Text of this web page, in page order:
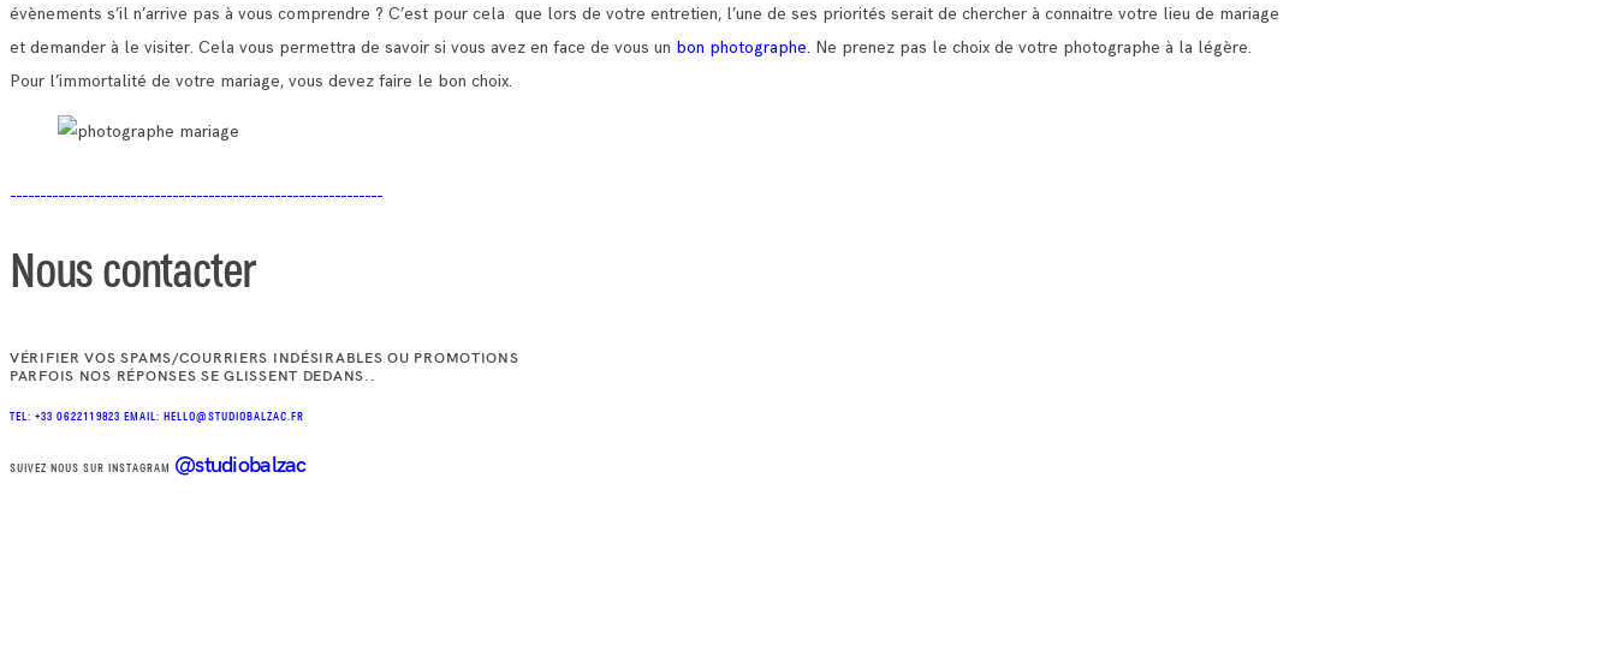
évènements s’il n’arrive pas à vous comprendre ? C’est pour cela que lors de votre entretien, l’une de ses priorités serait de chercher à connaitre votre lieu de mariage
et demander à le visiter. Cela vous permettra de savoir si vous avez en face de vous un bon photographe. Ne prenez pas le choix de votre photographe à la légère.
Pour l’immortalité de votre mariage, vous devez faire le bon choix.
Nous contacter
VÉRIFIER VOS SPAMS/COURRIERS INDÉSIRABLES OU PROMOTIONS
PARFOIS NOS RÉPONSES SE GLISSENT DEDANS..
TEL: +33 0622119823 EMAIL: HELLO@STUDIOBALZAC.FR
SUIVEZ NOUS SUR INSTAGRAM @studiobalzac